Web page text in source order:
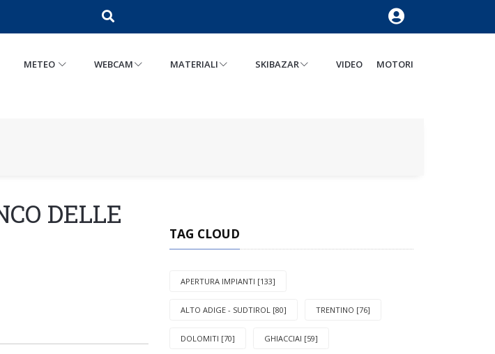
METEO WEBCAM MATERIALI SKIBAZAR VIDEO MOTORI
DELLE
TAG CLOUD
APERTURA IMPIANTI [133]
ALTO ADIGE - SUDTIROL [80] TRENTINO [76]
DOLOMITI [70] GHIACCIAI [59]